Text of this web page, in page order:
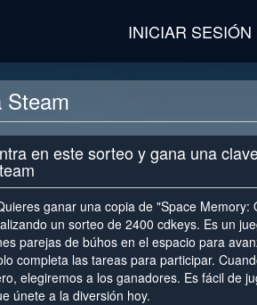
INICIAR SESIÓN
Steam
en este sorteo y gana una
ganar una copia de "Space Memory:
un sorteo de 2400 cdkeys. Es un
parejas de búhos en el espacio para
completa las tareas para participar.
elegiremos a los ganadores. Es fácil de
únete a la diversión hoy.